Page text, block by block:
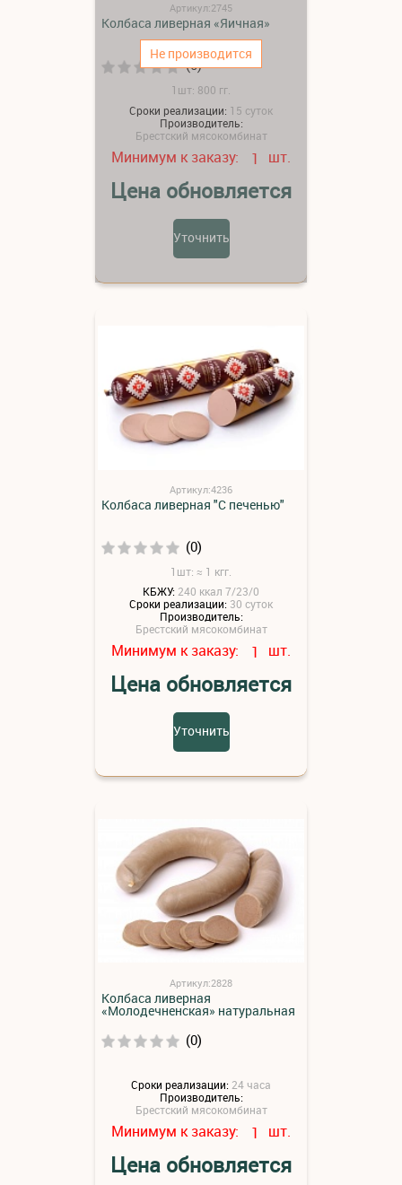
Не производится
Артикул:2745
Колбаса ливерная «Яичная»
(0)
1шт: 800 гг.
Сроки реализации: 15 суток
Производитель:
Брестский мясокомбинат
Минимум к заказу: 1 шт.
Цена обновляется
Уточнить
Артикул:4236
Колбаса ливерная "С печенью"
(0)
1шт: ≈ 1 кгг.
КБЖУ:240 ккал 7/23/0
Сроки реализации: 30 суток
Производитель:
Брестский мясокомбинат
Минимум к заказу: 1 шт.
Цена обновляется
Уточнить
Артикул:2828
Колбаса ливерная
«Молодечненская» натуральная
(0)
Сроки реализации:24 часа
Производитель:
Брестский мясокомбинат
Минимум к заказу: 1 шт.
Цена обновляется